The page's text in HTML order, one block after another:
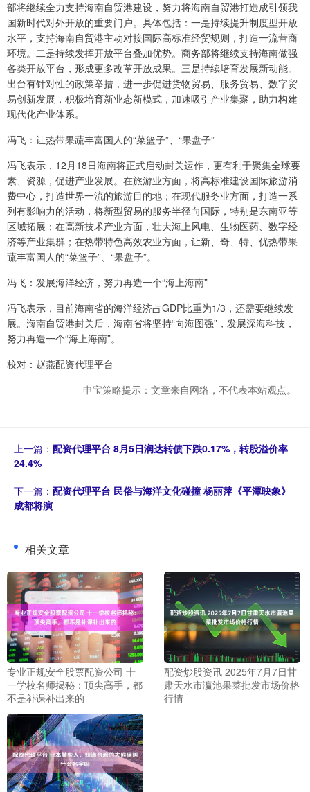
部将继续全力支持海南自贸港建设，努力将海南自贸港打造成引领我
国新时代对外开放的重要门户。具体包括：一是持续提升制度型开放
水平，支持海南自贸港主动对接国际高标准经贸规则，打造一流营商
环境。二是持续发挥开放平台叠加优势。商务部将继续支持海南做强
各类开放平台，形成更多改革开放成果。三是持续培育发展新动能。
出台有针对性的政策举措，进一步促进货物贸易、服务贸易、数字贸
易创新发展，积极培育新业态新模式，加速吸引产业集聚，助力构建
现代化产业体系。
冯飞：让热带果蔬丰富国人的“菜篮子”、“果盘子”
冯飞表示，12月18日海南将正式启动封关运作，更有利于聚集全球要
素、资源，促进产业发展。在旅游业方面，将高标准建设国际旅游消
费中心，打造世界一流的旅游目的地；在现代服务业方面，打造一系
列有影响力的活动，将新型贸易的服务半径向国际，特别是东南亚等
区域拓展；在高新技术产业方面，壮大海上风电、生物医药、数字经
济等产业集群；在热带特色高效农业方面，让新、奇、特、优热带果
蔬丰富国人的“菜篮子”、“果盘子”。
冯飞：发展海洋经济，努力再造一个“海上海南”
冯飞表示，目前海南省的海洋经济占GDP比重为1/3，还需要继续发
展。海南自贸港封关后，海南省将坚持“向海图强”，发展深海科技，
努力再造一个“海上海南”。
校对：赵燕配资代理平台
申宝策略提示：文章来自网络，不代表本站观点。
上一篇： 配资代理平台 8月5日润达转债下跌0.17%，转股溢价率
24.4%
下一篇： 配资代理平台 民俗与海洋文化碰撞 杨丽萍《平潭映象》
成都将演
相关文章
专业正规安全股票配资公司 十
一学校名师揭秘：顶尖高手，都
不是补课补出来的
配资炒股资讯 2025年7月7日甘
肃天水市瀛池果菜批发市场价格
行情